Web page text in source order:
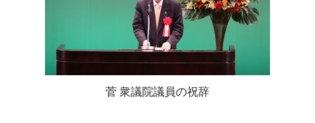
菅 衆議院議員の祝辞